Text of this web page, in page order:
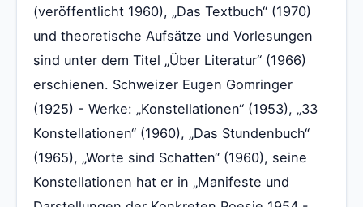
(veröffentlicht 1960), „Das Textbuch“ (1970)
und theoretische Aufsätze und Vorlesungen
sind unter dem Titel „Über Literatur“ (1966)
erschienen. Schweizer Eugen Gomringer
(1925) - Werke: „Konstellationen“ (1953), „33
Konstellationen“ (1960), „Das Stundenbuch“
(1965), „Worte sind Schatten“ (1960), seine
Konstellationen hat er in „Manifeste und